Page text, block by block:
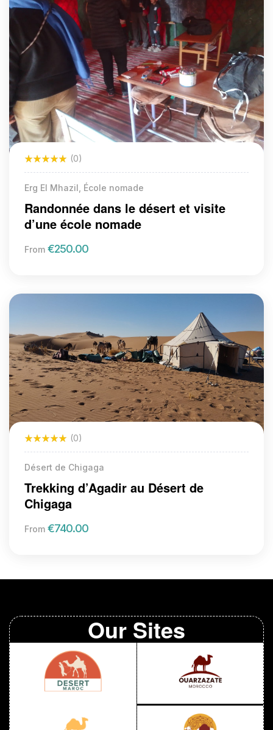
(0)
Erg El Mhazil, École nomade
Randonnée dans le désert et visite
d’une école nomade
From €250.00
(0)
Désert de Chigaga
Trekking d’Agadir au Désert de
Chigaga
From €740.00
Our Sites